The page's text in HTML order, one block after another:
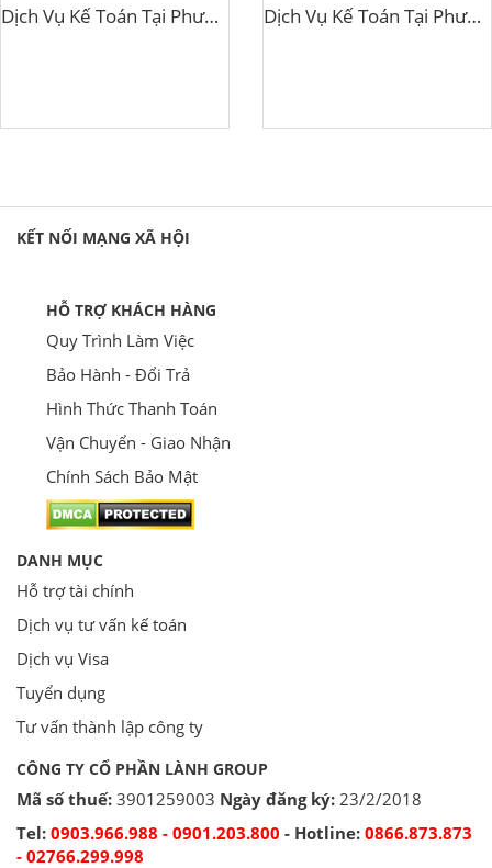
Dịch Vụ Kế Toán Tại Phường Trảng Bàng, Tây Ninh – Lành Group Tây Ninh Đối Tác Kế Toán Tin Cậy Cho Doanh Nghiệp Dịch Vụ Kế Toán Tại Phường Gia Lộc, TP Tây Ninh – Lành Group Tây Ninh Uy Tín, Chuyên Nghiệp
KẾT NỐI MẠNG XÃ HỘI
HỖ TRỢ KHÁCH HÀNG
Quy Trình Làm Việc
Bảo Hành - Đổi Trả
Hình Thức Thanh Toán
Vận Chuyển - Giao Nhận
Chính Sách Bảo Mật
DANH MỤC
Hỗ trợ tài chính
Dịch vụ tư vấn kế toán
Dịch vụ Visa
Tuyển dụng
Tư vấn thành lập công ty
CÔNG TY CỔ PHẦN LÀNH GROUP
Mã số thuế: 3901259003 Ngày đăng ký: 23/2/2018
Tel: 0903.966.988 - 0901.203.800 - Hotline: 0866.873.873
- 02766.299.998